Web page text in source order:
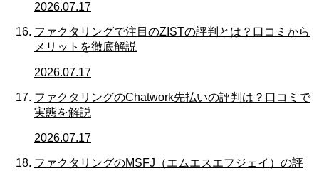
2026.07.17
ファクタリングで注目のZISTの評判とは？口コミから
メリットを徹底解説
2026.07.17
ファクタリングのChatwork先払いの評判は？口コミで
実態を解説
2026.07.17
ファクタリングのMSFJ（エムエスエフジェイ）の評